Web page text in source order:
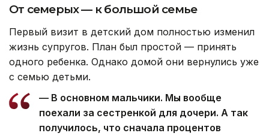
От семерых — к большой семье
Первый визит в детский дом полностью изменил
жизнь супругов. План был простой — принять
одного ребенка. Однако домой они вернулись уже
с семью детьми.
— В основном мальчики. Мы вообще
поехали за сестренкой для дочери. А так
получилось, что сначала процентов